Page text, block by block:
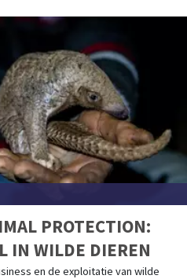
PROTECTION:
IN WILDE DIEREN
en de exploitatie van wilde